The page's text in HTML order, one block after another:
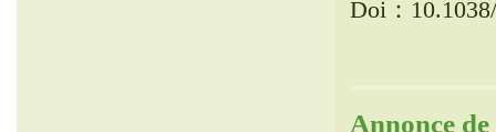
Doi：
Annonce